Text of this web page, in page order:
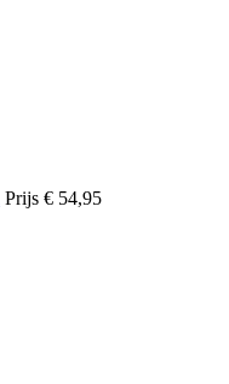
Prijs € 54,95